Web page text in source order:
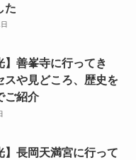
た
】善峯寺に行ってき
スや見どころ、歴史を
ご紹介
】長岡天満宮に行って